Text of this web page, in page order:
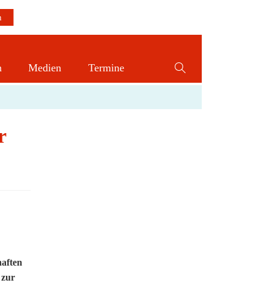
Medien Termine
Website-
Suche
umschalten
der AWMF
zur